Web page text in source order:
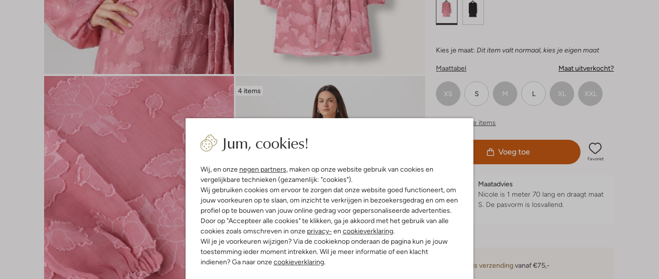
Jum, cookies!
Wij, en onze negen partners, maken op onze website gebruik van cookies en
vergelijkbare technieken (gezamenlijk: "cookies").
Wij gebruiken cookies om ervoor te zorgen dat onze website goed functioneert, om
jouw voorkeuren op te slaan, om inzicht te verkrijgen in bezoekersgedrag en om een
profiel op te bouwen van jouw online gedrag voor gepersonaliseerde advertenties.
Door op "Accepteer alle cookies" te klikken, ga je akkoord met het gebruik van alle
cookies zoals omschreven in onze privacy- en cookieverklaring.
Wil je je voorkeuren wijzigen? Via de cookieknop onderaan de pagina kun je jouw
toestemming ieder moment intrekken. Wil je meer informatie of een klacht
indienen? Ga naar onzecookieverklaring.
4 items
Kies je maat: Dit item valt normaal, kies je eigen maat
Maattabel Maat uitverkocht?
XS S M L XL XXL
Vergelijkbare items
Voeg toe
Favoriet
Maatadvies
Nicole is 1 meter 70 lang en draagt maat
S. De pasvorm is losvallend.
Gratis verzendingvanaf €75,-